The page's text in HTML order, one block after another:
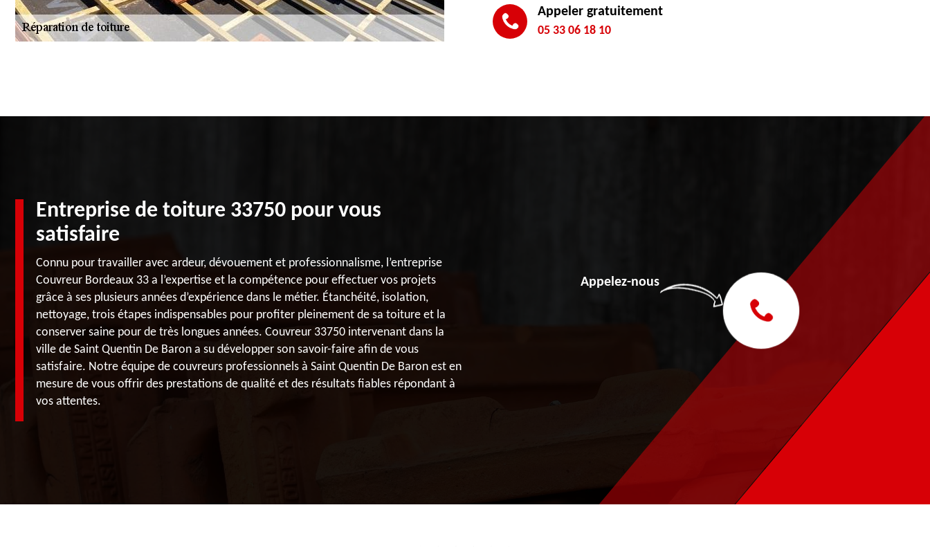
Appeler gratuitement
05 33 06 18 10
Entreprise de toiture 33750 pour vous
satisfaire
Connu pour travailler avec ardeur, dévouement et professionnalisme, l’entreprise
Couvreur Bordeaux 33 a l’expertise et la compétence pour effectuer vos projets
grâce à ses plusieurs années d’expérience dans le métier. Étanchéité, isolation,
nettoyage, trois étapes indispensables pour profiter pleinement de sa toiture et la
conserver saine pour de très longues années. Couvreur 33750 intervenant dans la
ville de Saint Quentin De Baron a su développer son savoir-faire afin de vous
satisfaire. Notre équipe de couvreurs professionnels à Saint Quentin De Baron est en
mesure de vous offrir des prestations de qualité et des résultats fiables répondant à
vos attentes.
Appelez-nous